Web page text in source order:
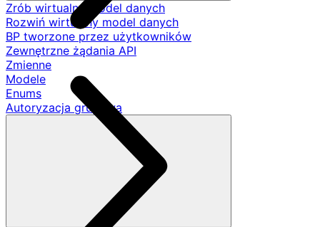
Zrób wirtualny model danych
Rozwiń wirtualny model danych
BP tworzone przez użytkowników
Zewnętrzne żądania API
Zmienne
Modele
Enums
Autoryzacja grupowa